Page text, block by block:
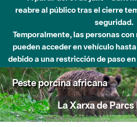
reabre al público tras el cierre
seguridad.
Temporalmente, las personas
pueden acceder en vehículo
debido a una restricción de paso
Peste porcina africana
La Xarxa de Parcs